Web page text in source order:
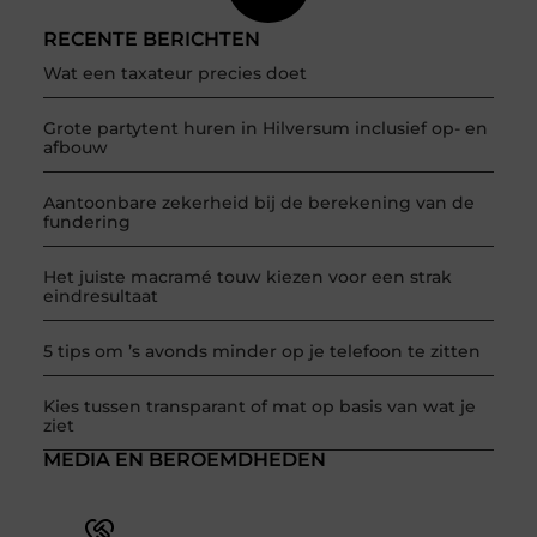
RECENTE BERICHTEN
Wat een taxateur precies doet
Grote partytent huren in Hilversum inclusief op- en
afbouw
Aantoonbare zekerheid bij de berekening van de
fundering
Het juiste macramé touw kiezen voor een strak
eindresultaat
5 tips om ’s avonds minder op je telefoon te zitten
Kies tussen transparant of mat op basis van wat je
ziet
MEDIA EN BEROEMDHEDEN